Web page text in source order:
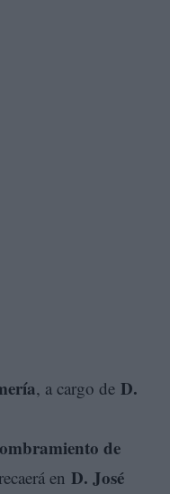
, a cargo de D.
de
en D. José